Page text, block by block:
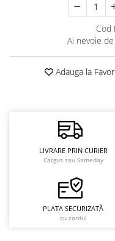
Cod
Ai nevoie
Adauga la
LIVRARE PRIN CURIER
Cargus sau Sameday
PLATA SECURIZATĂ
cu cardul